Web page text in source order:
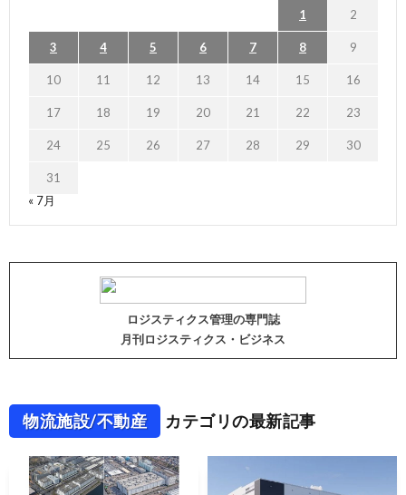
1 2
3 4 5 6 7 8 9
10 11 12 13 14 15 16
17 18 19 20 21 22 23
24 25 26 27 28 29 30
31
« 7月
ロジスティクス管理の専門誌
月刊ロジスティクス・ビジネス
物流施設/不動産 カテゴリの最新記事